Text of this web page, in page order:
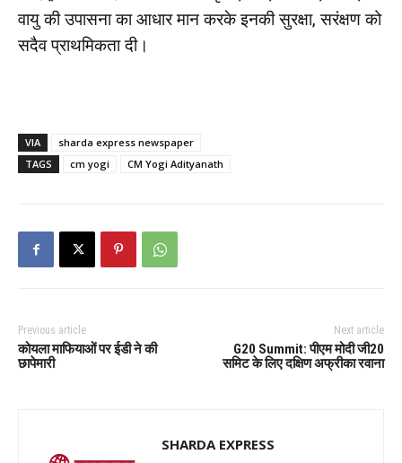
वायु की उपासना का आधार मान करके इनकी सुरक्षा, सरंक्षण को
सदैव प्राथमिकता दी।
VIA
sharda express newspaper
TAGS
cm yogi CM Yogi Adityanath
Previous article
कोयला माफियाओं पर ईडी ने की
छापेमारी
Next article
G20 Summit: पीएम मोदी जी20
समिट के लिए दक्षिण अफ्रीका रवाना
SHARDA EXPRESS